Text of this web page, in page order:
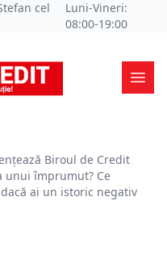
cel
Luni-Vineri:
08:00-19:00
Biroul de Credit
unui împrumut? Ce
ai un istoric negativ